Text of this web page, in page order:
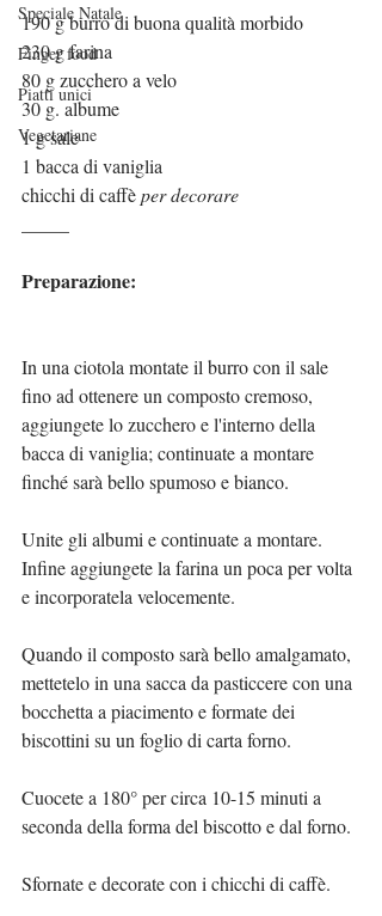
Speciale Natale
Finger food
Piatti unici
Vegetariane
190 g burro di buona qualità morbido
230 g farina
80 g zucchero a velo
30 g. albume
1 g sale
1 bacca di vaniglia
chicchi di caffè per decorare
Preparazione:
In una ciotola montate il burro con il sale
fino ad ottenere un composto cremoso,
aggiungete lo zucchero e l'interno della
bacca di vaniglia; continuate a montare
finché sarà bello spumoso e bianco.
Unite gli albumi e continuate a montare.
Infine aggiungete la farina un poca per volta
e incorporatela velocemente.
Quando il composto sarà bello amalgamato,
mettetelo in una sacca da pasticcere con una
bocchetta a piacimento e formate dei
biscottini su un foglio di carta forno.
Cuocete a 180° per circa 10-15 minuti a
seconda della forma del biscotto e dal forno.
Sfornate e decorate con i chicchi di caffè.